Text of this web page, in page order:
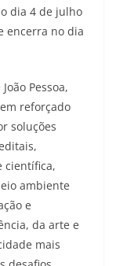
dia 4 de julho
encerra no dia
Pessoa,
reforçado
soluções
científica,
ambiente
e
da arte e
mais